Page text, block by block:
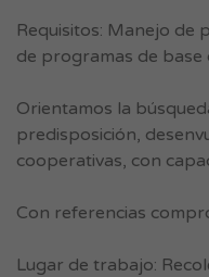
Requisitos: Manejo de
de programas de base
Orientamos la
predisposición,
cooperativas, con
Con referencias
Lugar de trabajo: